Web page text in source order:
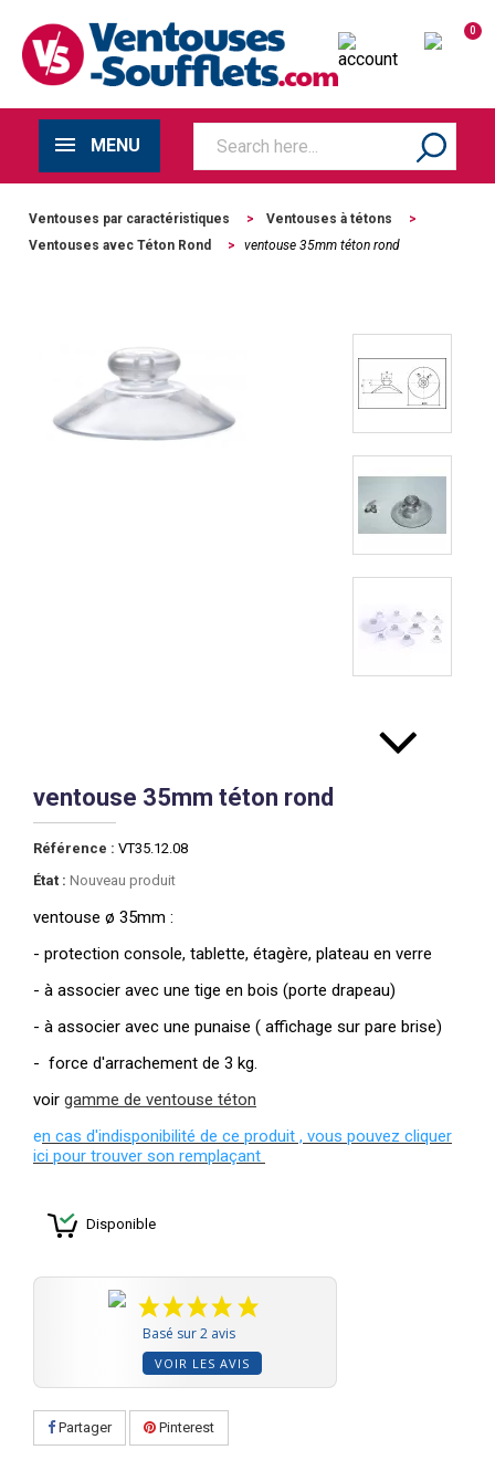
0
MENU
Ventouses par caractéristiques > Ventouses à tétons
>
Ventouses avec Téton Rond
> ventouse 35mm téton rond
ventouse 35mm téton rond
Référence : VT35.12.08
État : Nouveau produit
ventouse ø 35mm :
- protection console, tablette, étagère, plateau en verre
- à associer avec une tige en bois (porte drapeau)
- à associer avec une punaise ( affichage sur pare brise)
- force d'arrachement de 3 kg.
voir gamme de ventouse téton
en cas d'indisponibilité de ce produit , vous pouvez cliquer
ici pour trouver son remplaçant
Disponible
Basé sur 2 avis
VOIR LES AVIS
Partager Pinterest